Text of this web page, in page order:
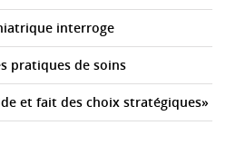
interroge
pratiques de soins
et fait des choix stratégiques»